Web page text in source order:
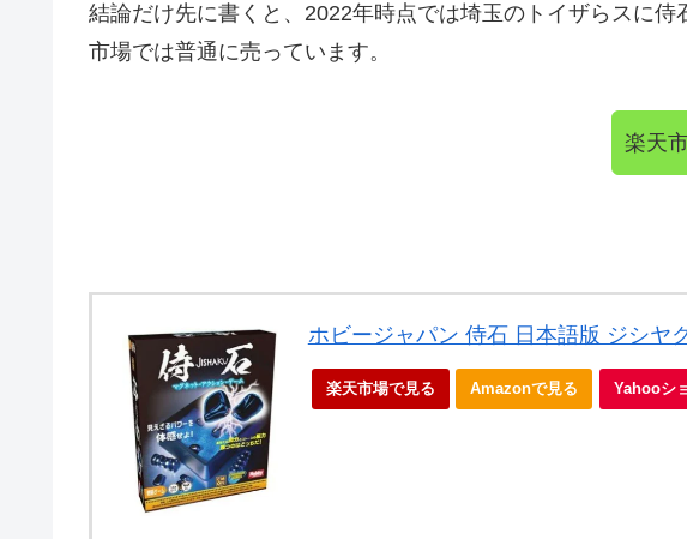
結論だけ先に書くと、2022年時点では埼玉のトイザらスに
市場では普通に売っています。
楽天
ホビージャパン 侍石 日本語版 ジシヤ
楽天市場で見る Amazonで見る Yahooシ